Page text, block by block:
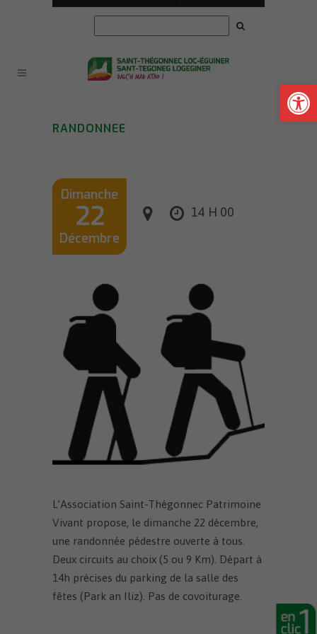
Ouvrir
RANDONNEE
Dimanche
22
Décembre
14 H 00
L’Association Saint-Thégonnec Patrimoine
Vivant propose, le dimanche 22 décembre,
une randonnée pédestre ouverte à tous.
Deux circuits au choix (5 ou 9 Km). Départ à
14h précises du parking de la salle des
fêtes (Park an Iliz). Pas de covoiturage.